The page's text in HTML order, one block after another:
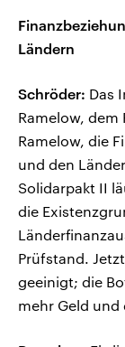
Ländern
Schröder: Das
Ramelow,
Ramelow, die
und den
Solidarpakt II
die
Prüfstand.
geeinigt; die
mehr Geld und